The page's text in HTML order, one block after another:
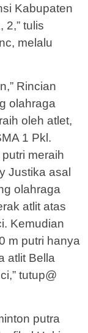
Kabupaten
2,” tulis
melalu
Rincian
olahraga
oleh atlet,
1 Pkl.
meraih
Justika asal
olahraga
atlit atas
Kemudian
m putri hanya
atlit Bella
tutup@
putra